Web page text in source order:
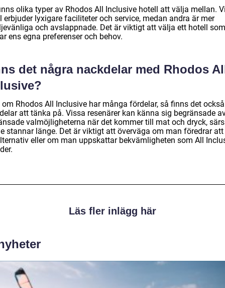
olika typer av Rhodos All Inclusive hotell att välja mellan.
erbjuder lyxigare faciliteter och service, medan andra är mer
och avslappnade. Det är viktigt att välja ett hotell som
ens egna preferenser och behov.
det några nackdelar med Rhodos
om Rhodos All Inclusive har många fördelar, så finns det också
att tänka på. Vissa resenärer kan känna sig begränsade
valmöjligheterna när det kommer till mat och dryck,
stannar länge. Det är viktigt att överväga om man föredrar
eller om man uppskattar bekvämligheten som All
Läs fler inlägg här